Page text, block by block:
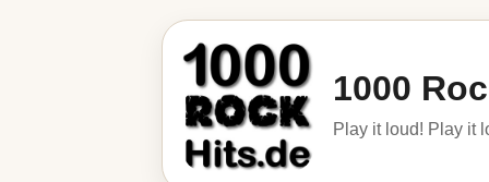
1000
Play it loud! Play it